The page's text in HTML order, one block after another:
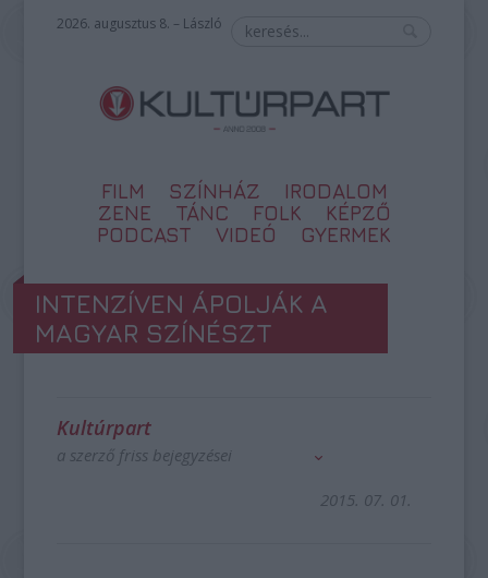
2026. augusztus 8. – László
FILM SZÍNHÁZ
IRODALOM
ZENE
TÁNC FOLK
KÉPZŐ
PODCAST
VIDEÓ GYERMEK
INTENZÍVEN ÁPOLJÁK A
MAGYAR SZÍNÉSZT
Kultúrpart
a szerző friss bejegyzései
2015. 07. 01.